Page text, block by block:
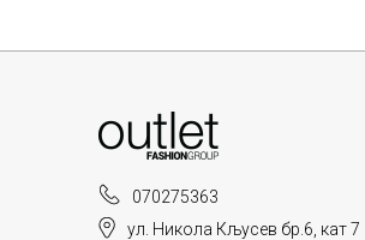
070275363
ул. Никола Кљусев бр.6, кат 7